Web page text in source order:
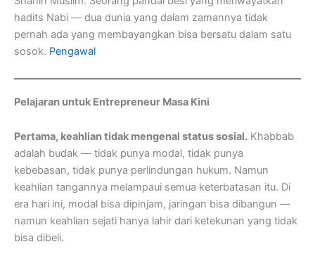
hadits Nabi — dua dunia yang dalam zamannya tidak
pernah ada yang membayangkan bisa bersatu dalam satu
sosok. Pengawal
Pelajaran untuk Entrepreneur Masa Kini
Pertama, keahlian tidak mengenal status sosial. Khabbab
adalah budak — tidak punya modal, tidak punya
kebebasan, tidak punya perlindungan hukum. Namun
keahlian tangannya melampaui semua keterbatasan itu. Di
era hari ini, modal bisa dipinjam, jaringan bisa dibangun —
namun keahlian sejati hanya lahir dari ketekunan yang tidak
bisa dibeli.